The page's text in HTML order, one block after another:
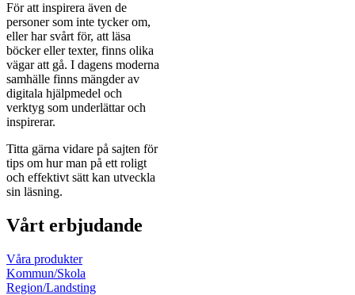
För att inspirera även de
personer som inte tycker om,
eller har svårt för, att läsa
böcker eller texter, finns olika
vägar att gå. I dagens moderna
samhälle finns mängder av
digitala hjälpmedel och
verktyg som underlättar och
inspirerar.
Titta gärna vidare på sajten för
tips om hur man på ett roligt
och effektivt sätt kan utveckla
sin läsning.
Vårt erbjudande
Våra produkter
Kommun/Skola
Region/Landsting